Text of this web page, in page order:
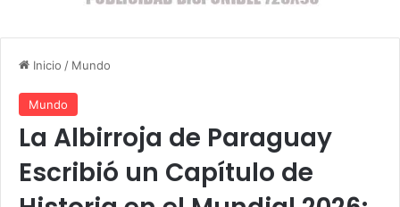
Inicio / Mundo
Mundo
La Albirroja de Paraguay
Escribió un Capítulo de